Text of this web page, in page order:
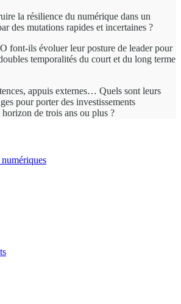
la résilience du numérique dans un
des mutations rapides et incertaines ?
font-ils évoluer leur posture de leader pour
temporalités du court et du long terme
appuis externes… Quels sont leurs
pour porter des investissements
horizon de trois ans ou plus ?